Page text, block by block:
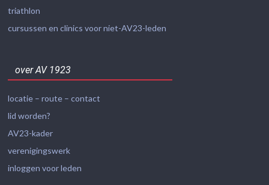
triathlon
cursussen en clinics voor niet-AV23-leden
over AV 1923
locatie – route – contact
lid worden?
AV23-kader
verenigingswerk
inloggen voor leden